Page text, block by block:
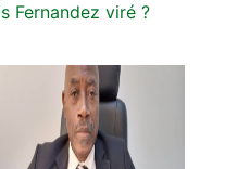
Fernandez viré ?